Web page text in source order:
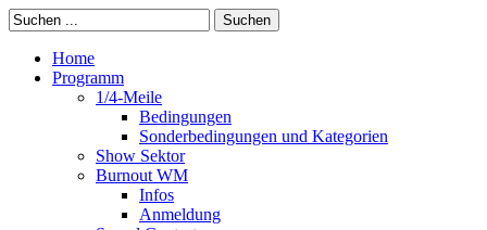
Suchen
Home
Programm
1/4-Meile
Bedingungen
Sonderbedingungen und Kategorien
Show Sektor
Burnout WM
Infos
Anmeldung